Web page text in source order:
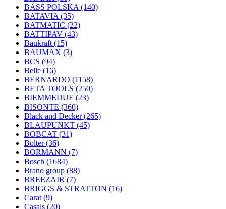
BASS POLSKA (140)
BATAVIA (35)
BATMATIC (22)
BATTIPAV (43)
Baukraft (15)
BAUMAX (3)
BCS (94)
Belle (16)
BERNARDO (1158)
BETA TOOLS (250)
BIEMMEDUE (23)
BISONTE (360)
Black and Decker(265)
BLAUPUNKT (45)
BOBCAT (31)
Bolter(36)
BORMANN (7)
Bosch (1684)
Brano group (88)
BREEZAIR (7)
BRIGGS & STRATTON (16)
Carat (9)
Casals (20)